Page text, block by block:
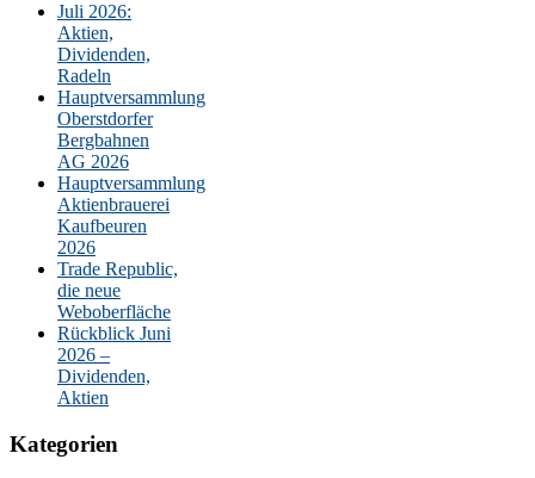
Juli 2026:
Aktien,
Dividenden,
Radeln
Hauptversammlung
Oberstdorfer
Bergbahnen
AG 2026
Hauptversammlung
Aktienbrauerei
Kaufbeuren
2026
Trade Republic,
die neue
Weboberfläche
Rückblick Juni
2026 –
Dividenden,
Aktien
Kategorien